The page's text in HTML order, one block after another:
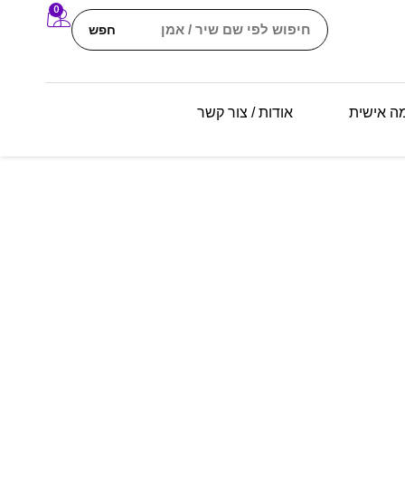
חפש
0
אישית אודות / צור קשר